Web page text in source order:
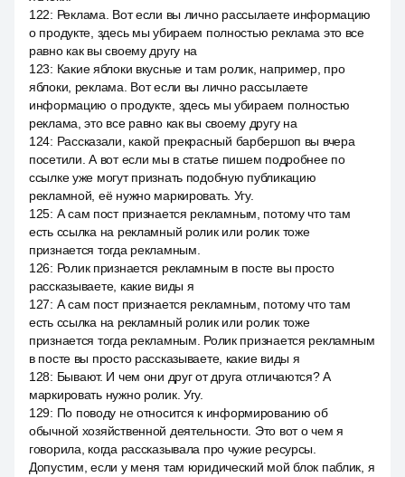
122: Реклама. Вот если вы лично рассылаете информацию
о продукте, здесь мы убираем полностью реклама это все
равно как вы своему другу на
123: Какие яблоки вкусные и там ролик, например, про
яблоки, реклама. Вот если вы лично рассылаете
информацию о продукте, здесь мы убираем полностью
реклама, это все равно как вы своему другу на
124: Рассказали, какой прекрасный барбершоп вы вчера
посетили. А вот если мы в статье пишем подробнее по
ссылке уже могут признать подобную публикацию
рекламной, её нужно маркировать. Угу.
125: А сам пост признается рекламным, потому что там
есть ссылка на рекламный ролик или ролик тоже
признается тогда рекламным.
126: Ролик признается рекламным в посте вы просто
рассказываете, какие виды я
127: А сам пост признается рекламным, потому что там
есть ссылка на рекламный ролик или ролик тоже
признается тогда рекламным. Ролик признается рекламным
в посте вы просто рассказываете, какие виды я
128: Бывают. И чем они друг от друга отличаются? А
маркировать нужно ролик. Угу.
129: По поводу не относится к информированию об
обычной хозяйственной деятельности. Это вот о чем я
говорила, когда рассказывала про чужие ресурсы.
Допустим, если у меня там юридический мой блок паблик, я